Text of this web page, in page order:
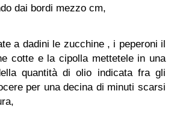
dai bordi mezzo cm,
a dadini le zucchine , i peperoni il
cotte e la cipolla mettetele in una
quantità di olio indicata fra gli
per una decina di minuti scarsi